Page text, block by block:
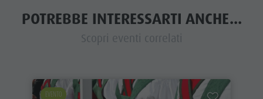
POTREBBE INTERESSARTI ANCHE...
Scopri eventi correlati
EVENTO